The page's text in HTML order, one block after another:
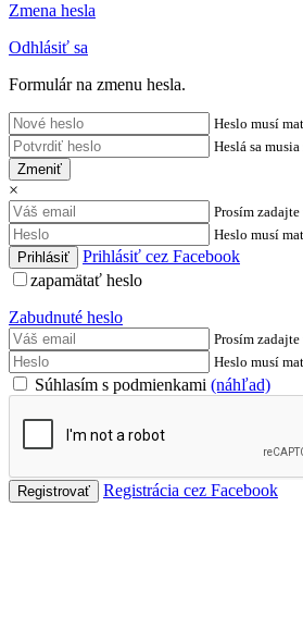
Zmena hesla
Odhlásiť sa
Formulár na zmenu hesla.
Heslo musí
Heslá sa
Zmeniť
×
Prosím
Heslo musí
Prihlásiť cez Facebook
zapamätať heslo
Zabudnuté heslo
Prosím
Heslo musí
Súhlasím s podmienkami (náhľad)
Registrácia cez Facebook